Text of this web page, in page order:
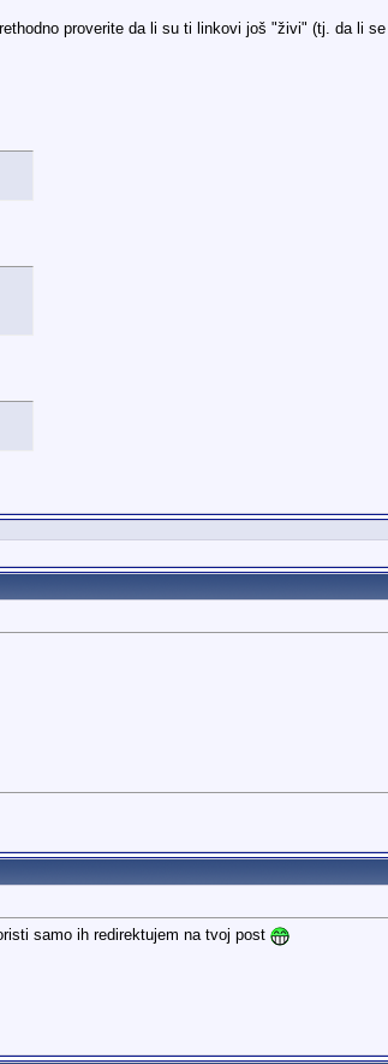
proverite da li su ti linkovi još "živi" (tj. da li
samo ih redirektujem na tvoj post